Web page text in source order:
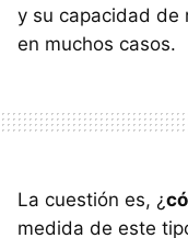
y su capacidad de
en muchos casos.
La cuestión es, ¿
medida de este